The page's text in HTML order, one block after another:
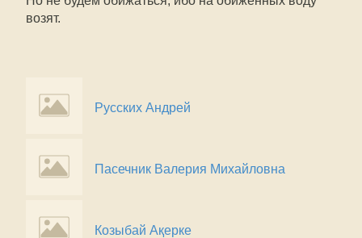
возят.
Русских Андрей
Пасечник Валерия Михайловна
Козыбай Ақерке